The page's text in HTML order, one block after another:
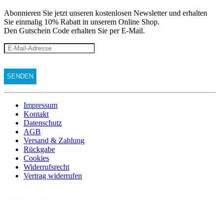
Abonnieren Sie jetzt unseren kostenlosen Newsletter und erhalten
Sie einmalig 10% Rabatt in unserem Online Shop.
Den Gutschein Code erhalten Sie per E-Mail.
Impressum
Kontakt
Datenschutz
AGB
Versand & Zahlung
Rückgabe
Cookies
Widerrufsrecht
Vertrag widerrufen